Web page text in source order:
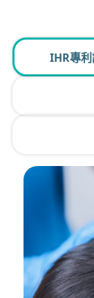
IHR專